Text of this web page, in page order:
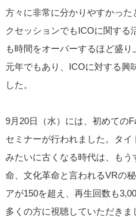
方々に非常に分かりやすかっ
クセッションでもICOに関する
も時間をオーバーするほど盛
元年でもあり、ICOに対する興
した。
9月20日（水）には、初めての
セミナーが行われました。タ
みたいに古くなる時代は、も
命、文化革命と言われるVRの
アが150を超え、再生回数も
多くの方に視聴していただき